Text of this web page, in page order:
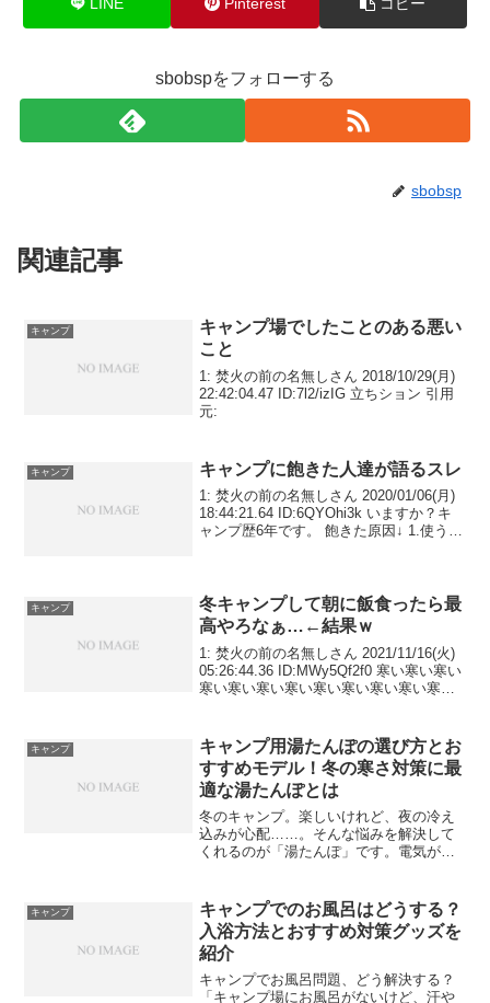
sbobspをフォローする
sbobsp
関連記事
キャンプ
キャンプ場でしたことのある悪い
こと
1: 焚火の前の名無しさん 2018/10/29(月)
22:42:04.47 ID:7l2/izIG 立ちション 引用
元:
キャンプ キャンプに飽きた人達が語るスレ
1: 焚火の前の名無しさん 2020/01/06(月)
18:44:21.64 ID:6QYOhi3k いますか？キ
ャンプ歴6年です。 飽きた原因↓ 1.使う道
キャンプ
冬キャンプして朝に飯食ったら最
高やろなぁ…←結果ｗ
1: 焚火の前の名無しさん 2021/11/16(火)
05:26:44.36 ID:MWy5Qf2f0 寒い寒い寒い
寒い寒い寒い寒い寒い寒い寒い寒い寒い
寒い寒い寒い寒...
キャンプ
キャンプ用湯たんぽの選び方とお
すすめモデル！冬の寒さ対策に最
適な湯たんぽとは
冬のキャンプ。楽しいけれど、夜の冷え
込みが心配……。そんな悩みを解決して
くれるのが「湯たんぽ」です。電気がな
材やサイズ、種類がいろいろあって迷っ
てしまいますよね。この記...
キャンプ
キャンプでのお風呂はどうする？
入浴方法とおすすめ対策グッズを
紹介
キャンプでお風呂問題、どう解決する？
「キャンプ場にお風呂がないけど、汗や